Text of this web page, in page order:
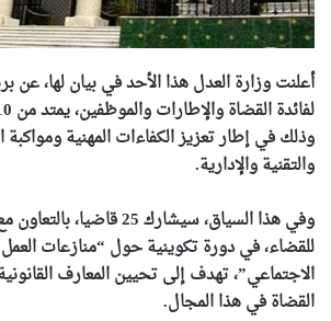
أعلنت وزارة العدل هذا الأحد في بيان لها، عن
وذلك في إطار تعزيز الكفاءات المهنية ومواكبة
والتقنية والإدارية.
وفي هذا السياق، سيشارك 25
للقضاء، في دورة تكوينية حول “منازعات
الاجتماعي”، تهدف إلى تحيين المعارف
القضاة في هذا المجال.